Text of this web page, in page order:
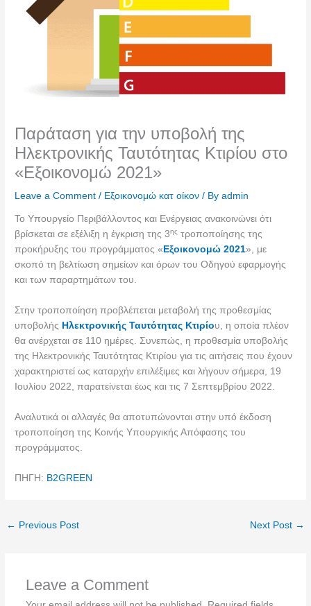
Παράταση για την υποβολή της
Ηλεκτρονικής Ταυτότητας Κτιρίου στο
«Εξοικονομώ 2021»
Leave a Comment / Εξοικονομώ κατ οίκον / Byadmin
Το Υπουργείο Περιβάλλοντος και Ενέργειας ανακοινώνει ότι
βρίσκεται σε εξέλιξη η έγκριση της 3ης τροποποίησης της
προκήρυξης του προγράμματος « Εξοικονομώ 2021», με
σκοπό τη βελτίωση σημείων και όρων του Οδηγού εφαρμογής
και των παραρτημάτων του.
Στην τροποποίηση προβλέπεται μεταβολή της προθεσμίας
υποβολής Ηλεκτρονικής Ταυτότητας Κτιρίου, η οποία πλέον
θα ανέρχεται σε 110 ημέρες. Συνεπώς, η προθεσμία υποβολής
της Ηλεκτρονικής Ταυτότητας Κτιρίου για τις αιτήσεις που έχουν
χαρακτηριστεί ως καταρχήν επιλέξιμες και λήγουν σήμερα, 19
Ιουλίου 2022, παρατείνεται έως και τις 7 Σεπτεμβρίου 2022.
Αναλυτικά οι αλλαγές θα αποτυπώνονται στην υπό έκδοση
τροποποίηση της Κοινής Υπουργικής Απόφασης του
προγράμματος.
ΠΗΓΗ: B2GREEN
← Previous Post Next Post →
Leave a Comment